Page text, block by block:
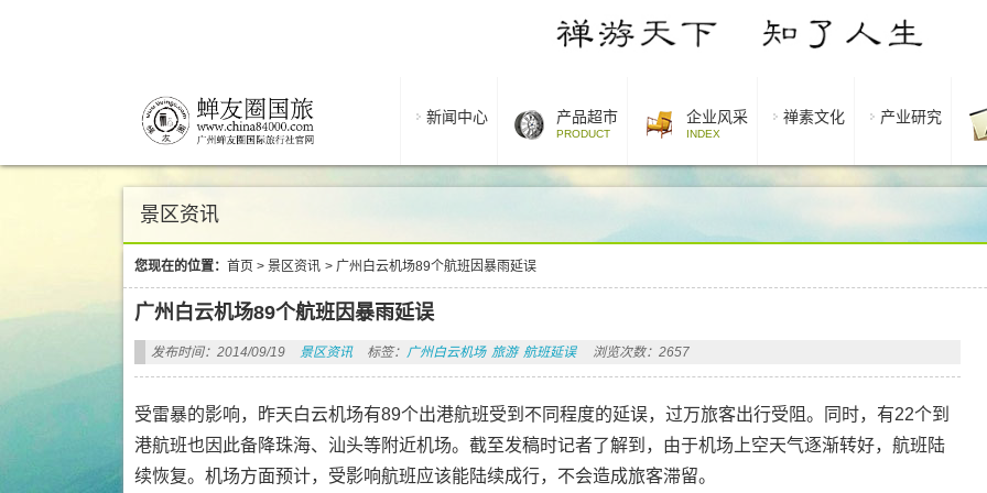
新闻中心 产品超市
PRODUCT
企业风采
INDEX
禅素文化 产业研究
景区资讯
您现在的位置： 首页 > 景区资讯 > 广州白云机场89个航班因暴雨延误
广州白云机场89个航班因暴雨延误
发布时间：2014/09/19 景区资讯 标签： 广州白云机场 旅游 航班延误 浏览次数：2657
受雷暴的影响，昨天白云机场有89个出港航班受到不同程度的延误，过万旅客出行受阻。同时，有22个到
港航班也因此备降珠海、汕头等附近机场。截至发稿时记者了解到，由于机场上空天气逐渐转好，航班陆
续恢复。机场方面预计，受影响航班应该能陆续成行，不会造成旅客滞留。